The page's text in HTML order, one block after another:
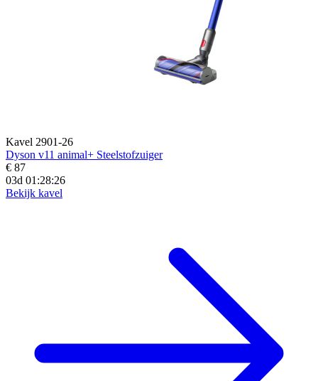
Kavel 2901-26
Dyson v11 animal+ Steelstofzuiger
€ 87
03d 01:28:24
Bekijk kavel